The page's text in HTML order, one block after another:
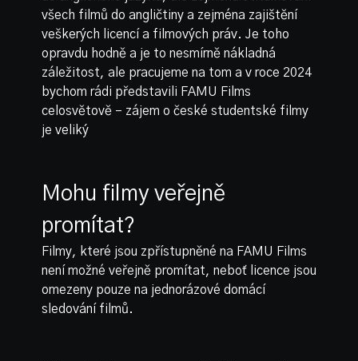
všech filmů do angličtiny a zejména zajištění
veškerých licencí a filmových práv. Je toho
opravdu hodně a je to nesmírně nákladná
záležitost, ale pracujeme na tom a v roce 2024
bychom rádi představili FAMU Films
celosvětově – zájem o české studentské filmy
je veliký
Mohu filmy veřejně
promítat?
Filmy, které jsou zpřístupněné na FAMU Films
není možné veřejně promítat, neboť licence jsou
omezeny pouze na jednorázové domácí
sledování filmů.